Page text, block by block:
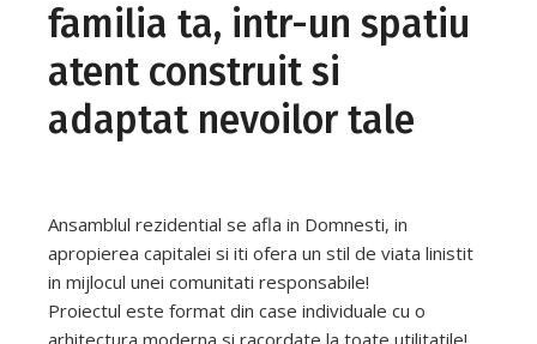
familia ta, intr-un spatiu
atent construit si
adaptat nevoilor tale
Ansamblul rezidential se afla in Domnesti, in
apropierea capitalei si iti ofera un stil de viata linistit
in mijlocul unei comunitati responsabile!
Proiectul este format din case individuale cu o
arhitectura moderna si racordate la toate utilitatile!